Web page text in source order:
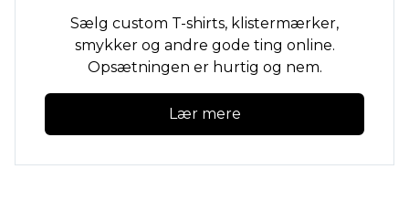
Sælg custom T-shirts, klistermærker,
smykker og andre gode ting online.
Opsætningen er hurtig og nem.
Lær mere